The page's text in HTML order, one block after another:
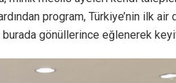
program, Türkiye’nin ilk air
gönüllerince eğlenerek